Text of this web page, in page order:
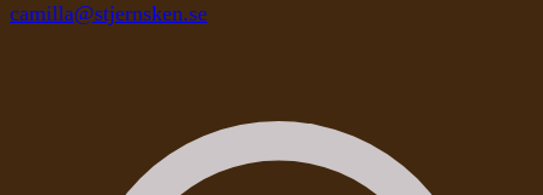
camilla@stjernsken.se